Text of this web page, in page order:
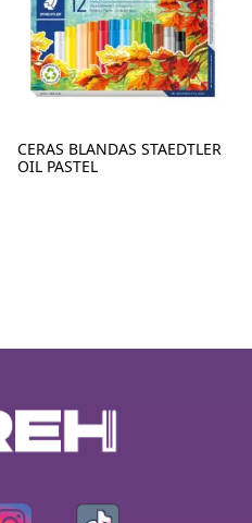
CERAS BLANDAS STAEDTLER
OIL PASTEL